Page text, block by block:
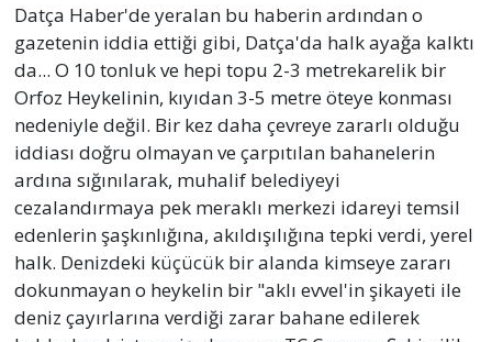
Datça Haber'de yeralan bu haberin ardından o
gazetenin iddia ettiği gibi, Datça'da halk ayağa kalktı
da... O 10 tonluk ve hepi topu 2-3 metrekarelik bir
Orfoz Heykelinin, kıyıdan 3-5 metre öteye konması
nedeniyle değil. Bir kez daha çevreye zararlı olduğu
iddiası doğru olmayan ve çarpıtılan bahanelerin
ardına sığınılarak, muhalif belediyeyi
cezalandırmaya pek meraklı merkezi idareyi temsil
edenlerin şaşkınlığına, akıldışılığına tepki verdi, yerel
halk. Denizdeki küçücük bir alanda kimseye zararı
dokunmayan o heykelin bir "aklı evvel'in şikayeti ile
deniz çayırlarına verdiği zarar bahane edilerek